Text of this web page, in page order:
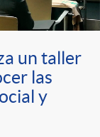
un taller
las
y